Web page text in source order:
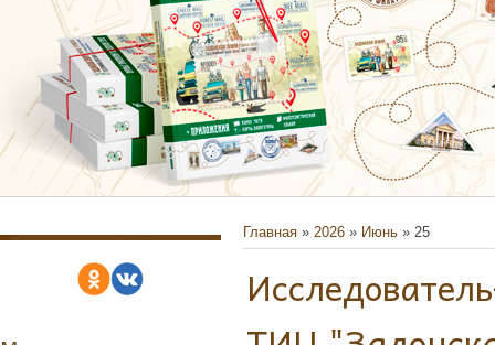
Главная » 2026 » Июнь » 25